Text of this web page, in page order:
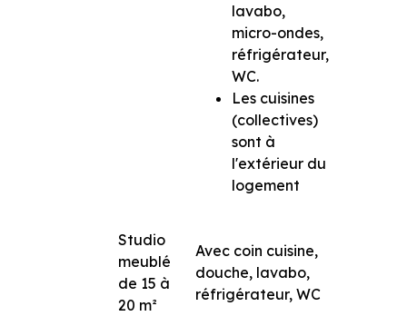
lavabo,
micro-ondes,
réfrigérateur,
WC.
Les cuisines
(collectives)
sont à
l'extérieur du
logement
Studio
meublé
de 15 à
20 m²
Avec coin cuisine,
douche, lavabo,
réfrigérateur, WC